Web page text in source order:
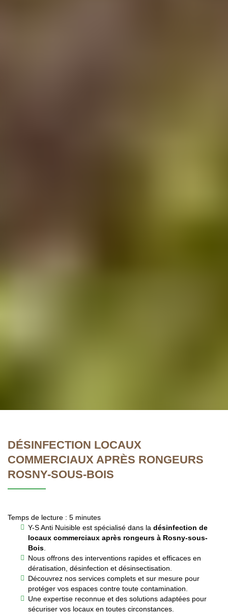
DÉSINFECTION LOCAUX
COMMERCIAUX APRÈS RONGEURS
ROSNY-SOUS-BOIS
Temps de lecture : 5 minutes
Y-S Anti Nuisible est spécialisé dans la désinfection de
locaux commerciaux après rongeurs à Rosny-sous-
Bois.
Nous offrons des interventions rapides et efficaces en
dératisation, désinfection et désinsectisation.
Découvrez nos services complets et sur mesure pour
protéger vos espaces contre toute contamination.
Une expertise reconnue et des solutions adaptées pour
sécuriser vos locaux en toutes circonstances.